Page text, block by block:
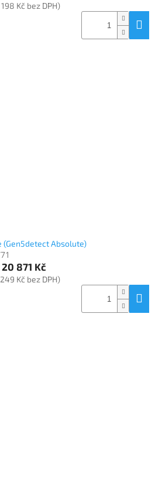
Kč bez DPH)
(Gen5detect Absolute)
20 871 Kč
Kč bez DPH)